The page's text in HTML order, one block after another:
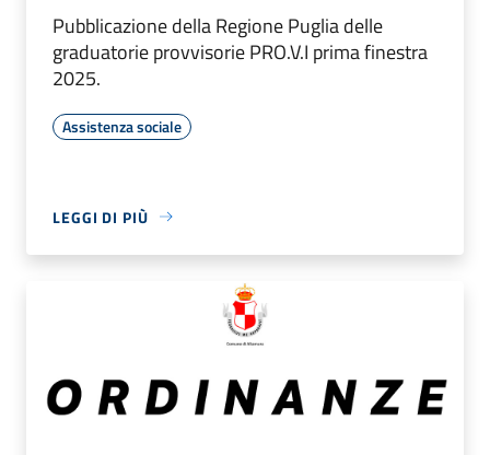
Pubblicazione della Regione Puglia delle
graduatorie provvisorie PRO.V.I prima finestra
2025.
Assistenza sociale
LEGGI DI PIÙ